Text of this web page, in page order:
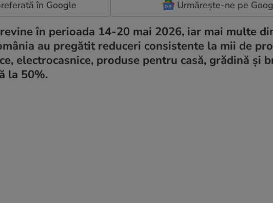
în Google Urmărește-ne pe
în perioada 14-20 mai 2026, iar mai multe
au pregătit reduceri consistente la mii de
electrocasnice, produse pentru casă, grădină și
la 50%.